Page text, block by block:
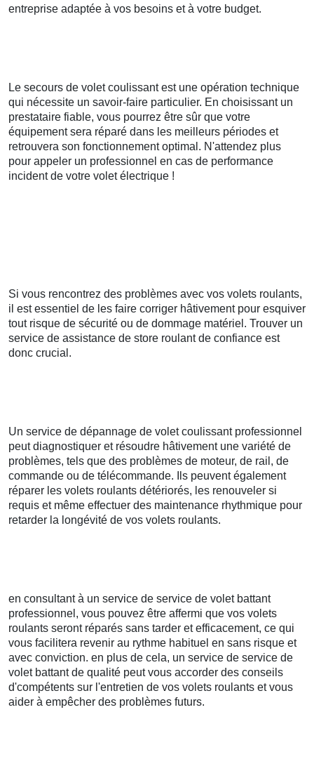
entreprise adaptée à vos besoins et à votre budget.
Le secours de volet coulissant est une opération technique
qui nécessite un savoir-faire particulier. En choisissant un
prestataire fiable, vous pourrez être sûr que votre
équipement sera réparé dans les meilleurs périodes et
retrouvera son fonctionnement optimal. N'attendez plus
pour appeler un professionnel en cas de performance
incident de votre volet électrique !
Si vous rencontrez des problèmes avec vos volets roulants,
il est essentiel de les faire corriger hâtivement pour esquiver
tout risque de sécurité ou de dommage matériel. Trouver un
service de assistance de store roulant de confiance est
donc crucial.
Un service de dépannage de volet coulissant professionnel
peut diagnostiquer et résoudre hâtivement une variété de
problèmes, tels que des problèmes de moteur, de rail, de
commande ou de télécommande. Ils peuvent également
réparer les volets roulants détériorés, les renouveler si
requis et même effectuer des maintenance rhythmique pour
retarder la longévité de vos volets roulants.
en consultant à un service de service de volet battant
professionnel, vous pouvez être affermi que vos volets
roulants seront réparés sans tarder et efficacement, ce qui
vous facilitera revenir au rythme habituel en sans risque et
avec conviction. en plus de cela, un service de service de
volet battant de qualité peut vous accorder des conseils
d'compétents sur l'entretien de vos volets roulants et vous
aider à empêcher des problèmes futurs.